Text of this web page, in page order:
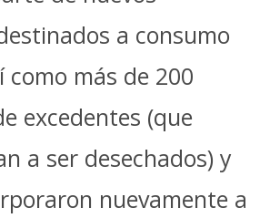
a consumo
como más de 200
excedentes (que
a ser desechados) y
nuevamente a